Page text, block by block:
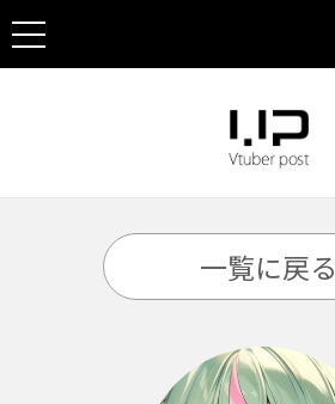
一覧に戻る